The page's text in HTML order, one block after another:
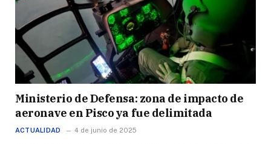
Ministerio de Defensa: zona de impacto de
aeronave en Pisco ya fue delimitada
ACTUALIDAD 4 de junio de 2025